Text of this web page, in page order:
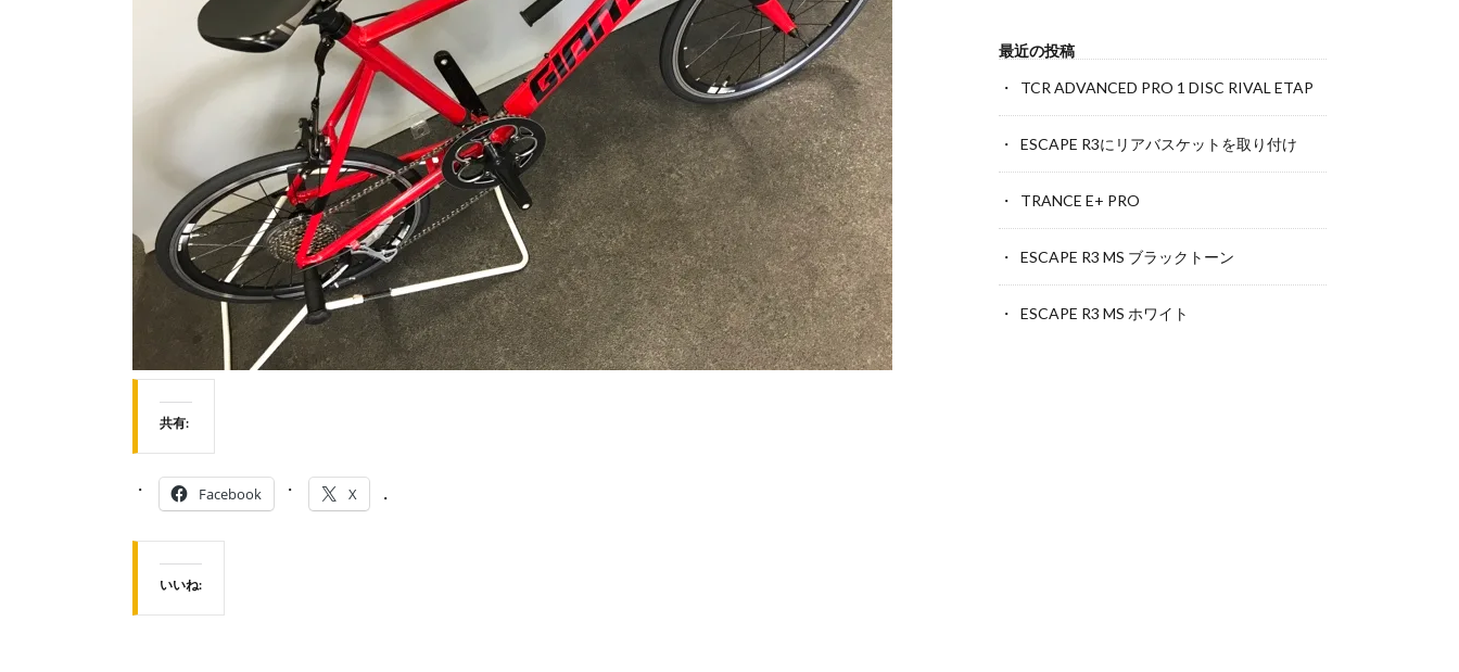
共有:
Facebook X
いいね:
最近の投稿
TCR ADVANCED PRO 1 DISC RIVAL ETAP
ESCAPE R3にリアバスケットを取り付け
TRANCE E+ PRO
ESCAPE R3 MS ブラックトーン
ESCAPE R3 MS ホワイト